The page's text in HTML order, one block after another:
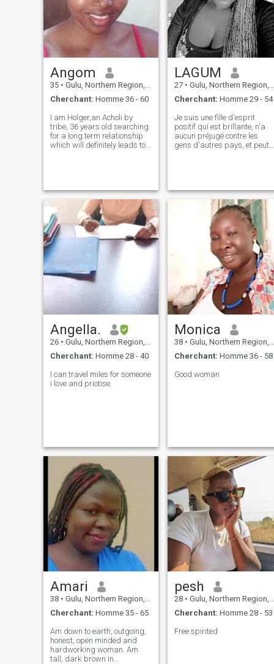
Angom
35 • Gulu, Northern Region, Ouganda
Cherchant: Homme 36 - 60
I am Holger,an Acholi by
tribe, 36 years old searching
for a long term relationship
which will definitely leads to
hearted lady.Age doesn't
matter to me.
LAGUM
27 • Gulu, Northern Region, Ouganda
Cherchant: Homme 29 - 54
Je suis une fille d'esprit
positif qui est brillante, n'a
aucun préjugé contre les
gens d'autres pays, et peut
simples, soyez vous-même je
vous accepterai comme vous
êtes. Accepte-moi tel que je
Angella.
26 • Gulu, Northern Region, Ouganda
Cherchant: Homme 28 - 40
I can travel miles for someone
i love and priotise.
Monica
38 • Gulu, Northern Region, Ouganda
Cherchant: Homme 36 - 58
Good woman
Amari
38 • Gulu, Northern Region, Ouganda
Cherchant: Homme 35 - 65
Am down to earth, outgoing,
honest, open minded and
hardworking woman. Am
tall, dark brown in
pesh
28 • Gulu, Northern Region, Ouganda
Cherchant: Homme 28 - 53
Free spirited